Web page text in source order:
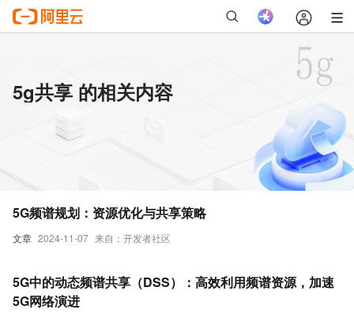
5g共享 的相关内容
文章 2024-11-07 来自：开发者社区
5G频谱规划：资源优化与共享策略
5G中的动态频谱共享（DSS）：高效利用频谱资源，加速
5G网络演进